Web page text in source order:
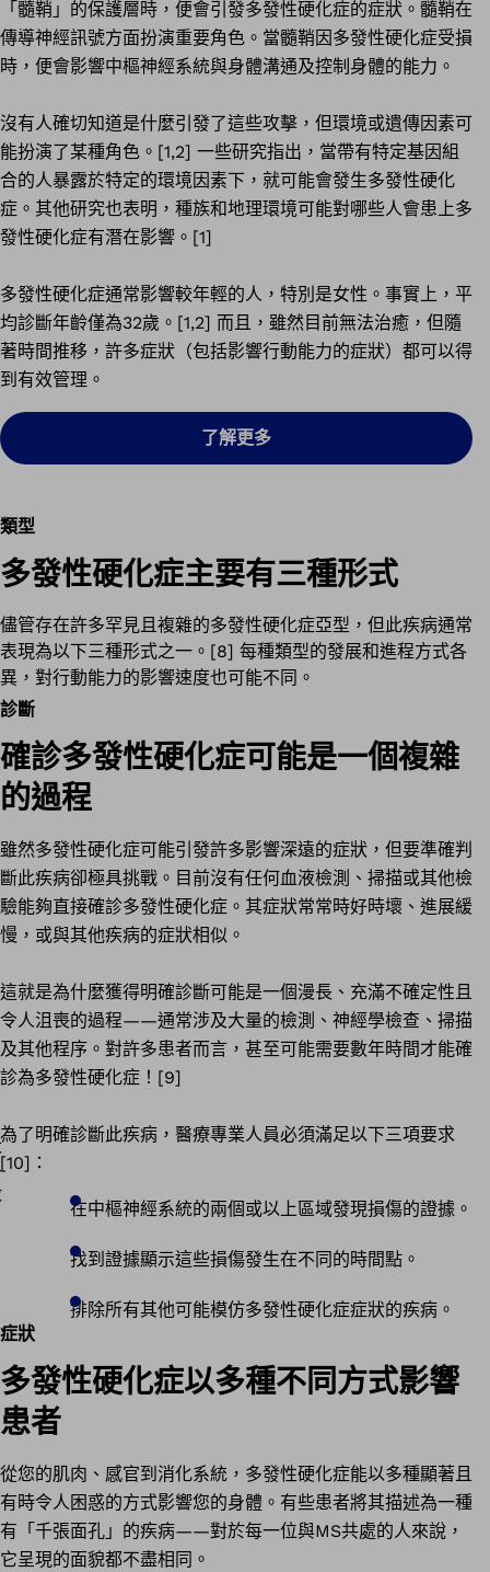
「髓鞘」的保護層時，便會引發多發性硬化症的症狀。髓鞘在
傳導神經訊號方面扮演重要角色。當髓鞘因多發性硬化症受損
時，便會影響中樞神經系統與身體溝通及控制身體的能力。
沒有人確切知道是什麼引發了這些攻擊，但環境或遺傳因素可
能扮演了某種角色。[1,2] 一些研究指出，當帶有特定基因組
合的人暴露於特定的環境因素下，就可能會發生多發性硬化
症。其他研究也表明，種族和地理環境可能對哪些人會患上多
發性硬化症有潛在影響。[1]
多發性硬化症通常影響較年輕的人，特別是女性。事實上，平
均診斷年齡僅為32歲。[1,2] 而且，雖然目前無法治癒，但隨
著時間推移，許多症狀（包括影響行動能力的症狀）都可以得
到有效管理。
了解更多
類型
多發性硬化症主要有三種形式
儘管存在許多罕見且複雜的多發性硬化症亞型，但此疾病通常
表現為以下三種形式之一。[8] 每種類型的發展和進程方式各
異，對行動能力的影響速度也可能不同。
診斷
確診多發性硬化症可能是一個複雜
的過程
雖然多發性硬化症可能引發許多影響深遠的症狀，但要準確判
斷此疾病卻極具挑戰。目前沒有任何血液檢測、掃描或其他檢
驗能夠直接確診多發性硬化症。其症狀常常時好時壞、進展緩
慢，或與其他疾病的症狀相似。
這就是為什麼獲得明確診斷可能是一個漫長、充滿不確定性且
令人沮喪的過程——通常涉及大量的檢測、神經學檢查、掃描
及其他程序。對許多患者而言，甚至可能需要數年時間才能確
診為多發性硬化症！[9]
為了明確診斷此疾病，醫療專業人員必須滿足以下三項要求
[10]：
在中樞神經系統的兩個或以上區域發現損傷的證據。
找到證據顯示這些損傷發生在不同的時間點。
排除所有其他可能模仿多發性硬化症症狀的疾病。
症狀
多發性硬化症以多種不同方式影響
患者
從您的肌肉、感官到消化系統，多發性硬化症能以多種顯著且
有時令人困惑的方式影響您的身體。有些患者將其描述為一種
有「千張面孔」的疾病——對於每一位與MS共處的人來說，
它呈現的面貌都不盡相同。